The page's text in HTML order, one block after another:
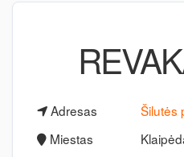
Adresas
Šilutės
Miestas